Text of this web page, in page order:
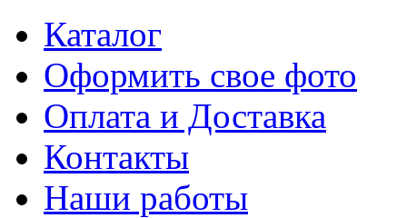
Каталог
Оформить свое фото
Оплата и Доставка
Контакты
Наши работы